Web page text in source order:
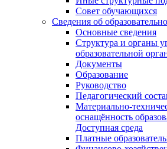
Совет обучающихся
Сведения об
Основные сведения
Структура и органы
образовательной
Документы
Образование
Руководство
Педагогический
Материально-
оснащённость
Доступная среда
Платные